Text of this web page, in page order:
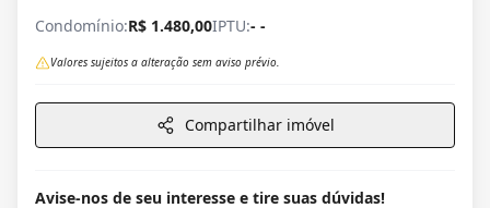
Condomínio:R$ 1.480,00IPTU:- -
Valores sujeitos a alteração sem aviso prévio.
Compartilhar imóvel
Avise-nos de seu interesse e tire suas dúvidas!